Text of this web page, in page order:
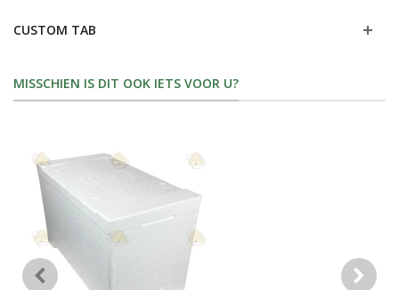
CUSTOM TAB
MISSCHIEN IS DIT OOK IETS VOOR U?